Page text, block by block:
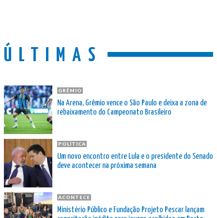
ÚLTIMAS
GRÊMIO
Na Arena, Grêmio vence o São Paulo e deixa a zona de
rebaixamento do Campeonato Brasileiro
POLÍTICA
Um novo encontro entre Lula e o presidente do Senado
deve acontecer na próxima semana
ACONTECE
Ministério Público e Fundação Projeto Pescar lançam